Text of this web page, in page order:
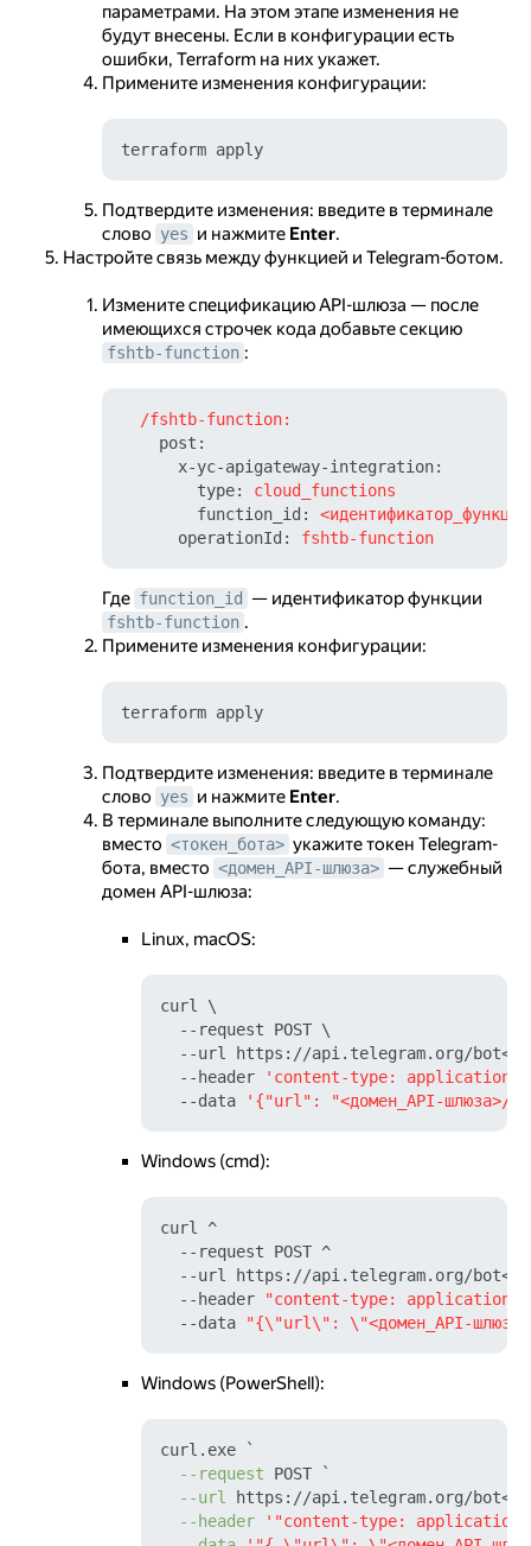
параметрами. На этом этапе изменения не
будут внесены. Если в конфигурации есть
ошибки, Terraform на них укажет.
Примените изменения конфигурации:
Подтвердите изменения: введите в терминале
слово yes и нажмите Enter.
Настройте связь между функцией и Telegram-ботом.
Измените спецификацию API-шлюза — после
имеющихся строчек кода добавьте секцию
fshtb-function :
/fshtb-function:
post:
x-yc-apigateway-integration:
type:
cloud_functions
function_id:
operationId:
fshtb-function
Где function_id — идентификатор функции
fshtb-function .
Примените изменения конфигурации:
Подтвердите изменения: введите в терминале
слово yes и нажмите Enter.
В терминале выполните следующую команду:
вместо <токен_бота> укажите токен Telegram-
бота, вместо <домен_API-шлюза> — служебный
домен API-шлюза:
Linux, macOS:
curl \
  --request POST \
--url https://api.telegram.org/
  --header
'content-type: application/
  --data
'{"url": "<домен_API-шлюза>/
Windows (cmd):
curl ^
  --request POST ^
--url https://api.telegram.org/
  --header
"content-type: application/
  --data
"{\"url\": \"<домен_API-
Windows (PowerShell):
curl.exe `
--request POST `
--url
https://api.telegram.org/
--header
'"content-type: